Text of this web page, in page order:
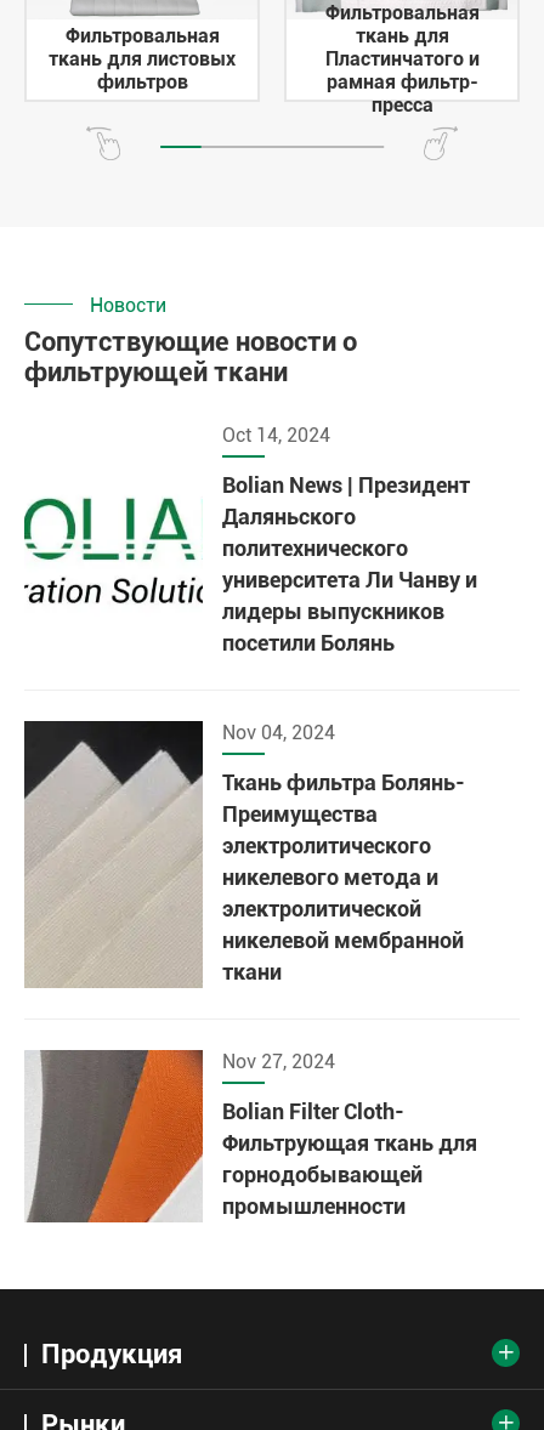
Фильтровальная
ткань для листовых
фильтров
Фильтровальная
ткань для
Пластинчатого и
рамная фильтр-
пресса
Новости
Сопутствующие новости о
фильтрующей ткани
Oct 14, 2024
Bolian News | Президент
Даляньского
политехнического
университета Ли Чанву и
лидеры выпускников
посетили Болянь
Nov 04, 2024
Ткань фильтра Болянь-
Преимущества
электролитического
никелевого метода и
электролитической
никелевой мембранной
ткани
Nov 27, 2024
Bolian Filter Cloth-
Фильтрующая ткань для
горнодобывающей
промышленности
Продукция 
